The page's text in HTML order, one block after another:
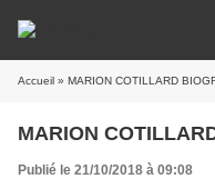
Accueil » MARION COTILLARD
MARION
Publié le 21/10/2018 à 09:08